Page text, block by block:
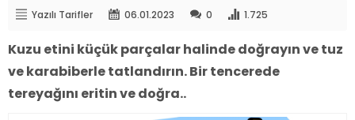
Yazılı Tarifler 06.01.2023 0 1.725
Kuzu etini küçük parçalar halinde doğrayın ve tuz
ve karabiberle tatlandırın. Bir tencerede
tereyağını eritin ve doğra..